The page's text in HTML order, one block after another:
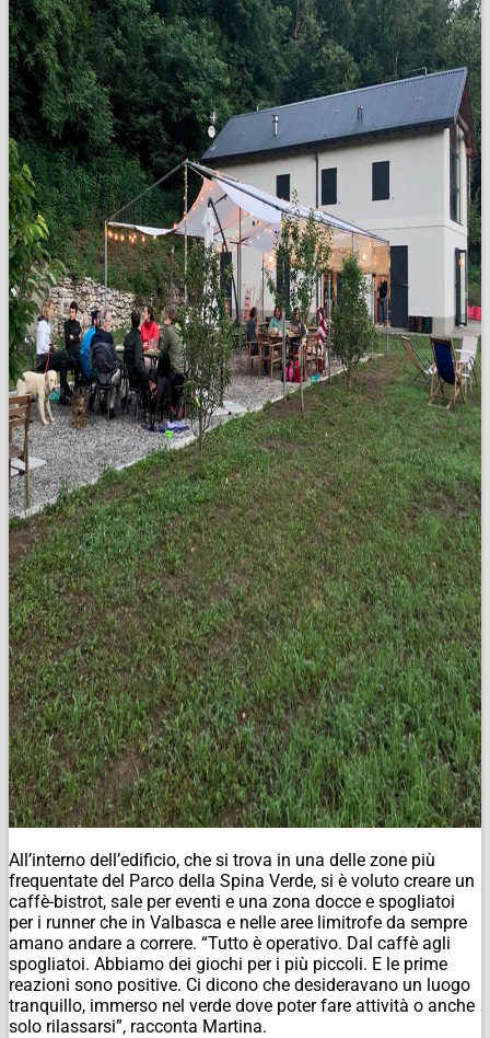
All’interno dell’edificio, che si trova in una delle zone più
frequentate del Parco della Spina Verde, si è voluto creare un
caffè-bistrot, sale per eventi e una zona docce e spogliatoi
per i runner che in Valbasca e nelle aree limitrofe da sempre
amano andare a correre. “Tutto è operativo. Dal caffè agli
spogliatoi. Abbiamo dei giochi per i più piccoli. E le prime
reazioni sono positive. Ci dicono che desideravano un luogo
tranquillo, immerso nel verde dove poter fare attività o anche
solo rilassarsi”, racconta Martina.